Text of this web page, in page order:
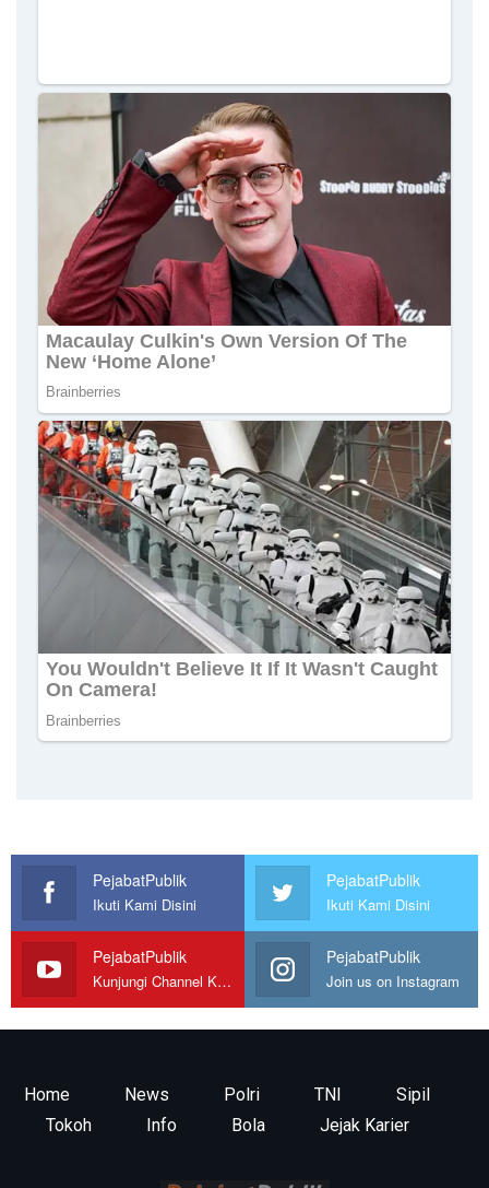
PejabatPublik
Ikuti Kami Disini
PejabatPublik
Ikuti Kami Disini
PejabatPublik
Kunjungi Channel Kami
PejabatPublik
Join us on Instagram
Home News Polri TNI
Sipil
Tokoh
Info Bola Jejak Karier